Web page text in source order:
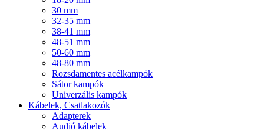
30 mm
32-35 mm
38-41 mm
48-51 mm
50-60 mm
48-80 mm
Rozsdamentes acélkampók
Sátor kampók
Univerzális kampók
Kábelek, Csatlakozók
Adapterek
Audió kábelek